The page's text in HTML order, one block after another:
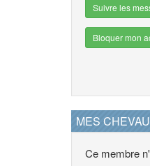
Suivre les
Bloquer mon
MES
Ce membre